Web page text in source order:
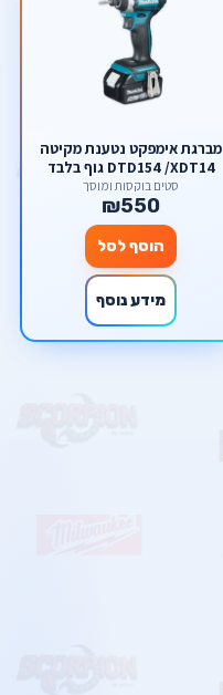
מברגת אימפקט נטענת מקיטה
DTD154 /XDT14 גוף בלבד
סטים בוקסות ומוסך
₪550
הוסף לסל
מידע נוסף